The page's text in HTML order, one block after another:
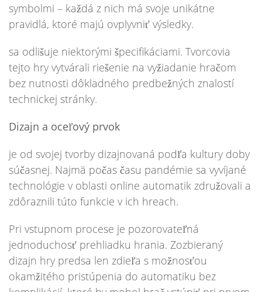
symbolmi – každá z nich má svoje unikátne
pravidlá, ktoré majú ovplyvniť výsledky.
sa odlišuje niektorými špecifikáciami. Tvorcovia
tejto hry vytvárali riešenie na vyžiadanie hračom
bez nutnosti dôkladného predbežných znalostí
technickej stránky.
Dizajn a oceľový prvok
je od svojej tvorby dizajnovaná podľa kultury doby
súčasnej. Najmä počas času pandémie sa vyvíjané
technológie v oblasti online automatik združovali a
zdôraznili túto funkcie v ich hreach.
Pri vstupnom procese je pozorovateľná
jednoduchosť prehliadku hrania. Zozbieraný
dizajn hry predsa len zdieľa s možnosťou
okamžitého pristúpenia do automatiku bez